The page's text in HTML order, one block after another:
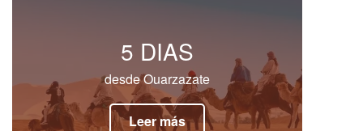
5 DIAS
desde Ouarzazate
Leer más